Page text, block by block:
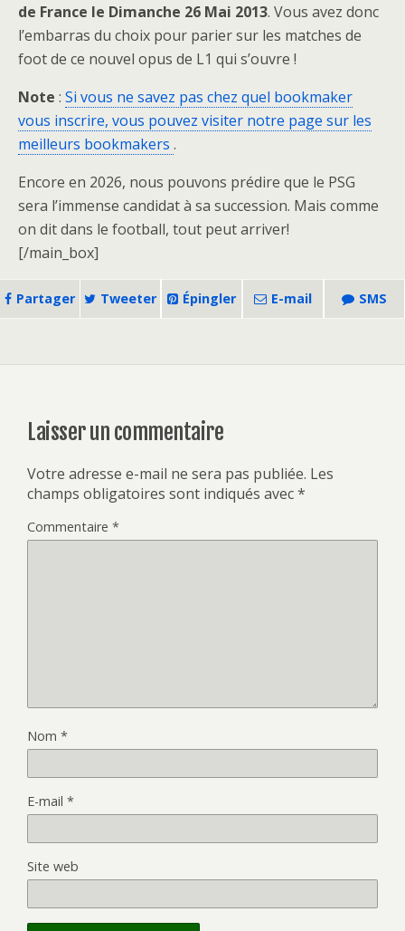
de France le Dimanche 26 Mai 2013. Vous avez donc
l’embarras du choix pour parier sur les matches de
foot de ce nouvel opus de L1 qui s’ouvre !
Note : Si vous ne savez pas chez quel bookmaker
vous inscrire, vous pouvez visiter notre page sur les
meilleurs bookmakers .
Encore en 2026, nous pouvons prédire que le PSG
sera l’immense candidat à sa succession. Mais comme
on dit dans le football, tout peut arriver!
[/main_box]
Partager Tweeter Épingler E-mail SMS
Laisser un commentaire
Votre adresse e-mail ne sera pas publiée. Les
champs obligatoires sont indiqués avec*
Commentaire *
Nom *
E-mail *
Site web